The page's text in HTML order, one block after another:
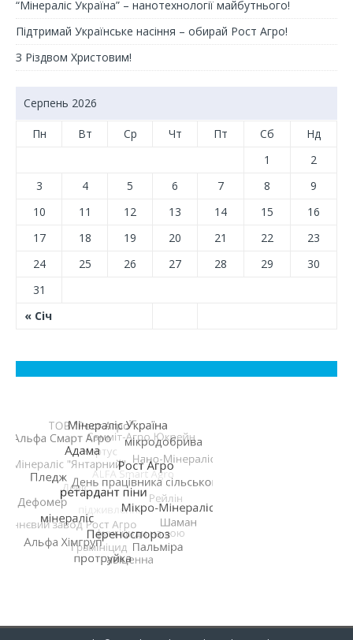
“Мінераліс Україна” – нанотехнології майбутнього!
Підтримай Українське насіння – обирай Рост Агро!
З Різдвом Христовим!
Серпень 2026
Пн Вт Ср Чт Пт Сб Нд
« Січ
1
2
3
4 5 6 7 8
9
10
11 12 13 14 15
16
17
18 19 20 21 22
23
24
25 26 27 28 29
30
31